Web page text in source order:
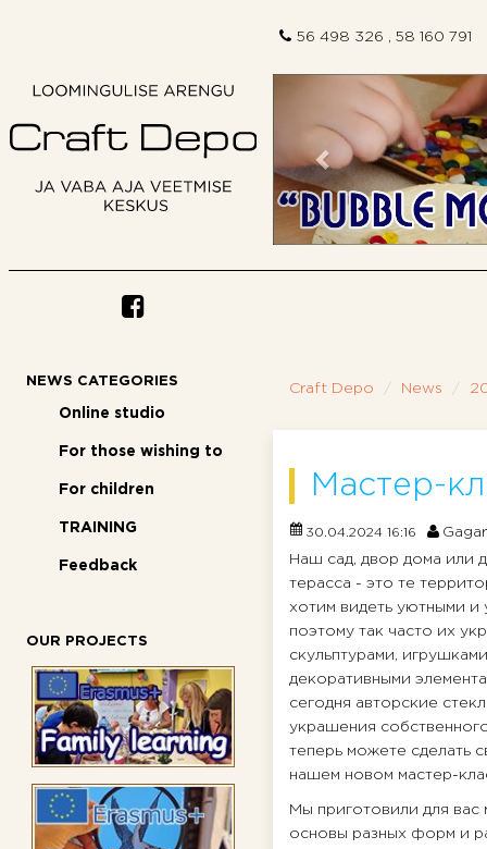
56 498 326 , 58 160 791
Previous
NEWS CATEGORIES
Online studio
For those wishing to
For children
TRAINING
Feedback
OUR PROJECTS
Craft Depo News
Мастер-
30.04.2024 16:16
Наш сад, двор дома или
терасса - это те
хотим видеть уютными и
поэтому так часто их
скульптурами,
декоративными
сегодня авторские
украшения
теперь можете сделать
нашем новом мастер-
Мы приготовили для вас
основы разных форм и